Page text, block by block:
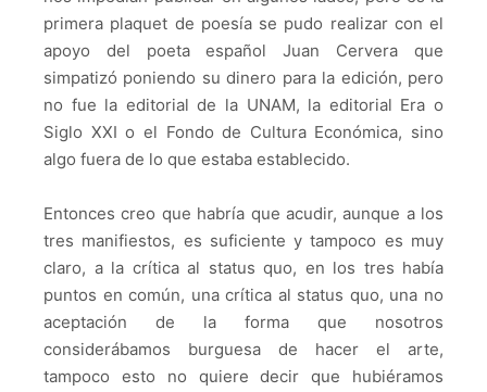
primera plaquet de poesía se pudo realizar con el
apoyo del poeta español Juan Cervera que
simpatizó poniendo su dinero para la edición, pero
no fue la editorial de la UNAM, la editorial Era o
Siglo XXI o el Fondo de Cultura Económica, sino
algo fuera de lo que estaba establecido.
Entonces creo que habría que acudir, aunque a los
tres manifiestos, es suficiente y tampoco es muy
claro, a la crítica al status quo, en los tres había
puntos en común, una crítica al status quo, una no
aceptación de la forma que nosotros
considerábamos burguesa de hacer el arte,
tampoco esto no quiere decir que hubiéramos